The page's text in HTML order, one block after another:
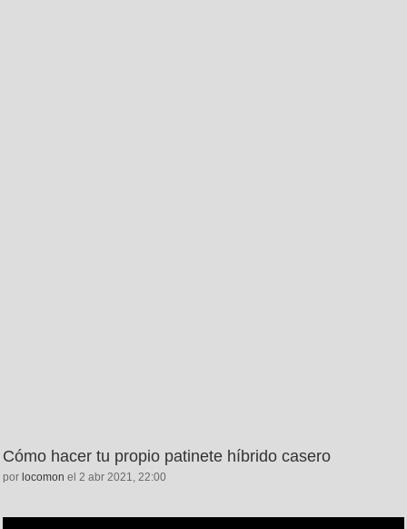
Cómo hacer tu propio patinete híbrido casero
por locomon el 2 abr 2021, 22:00